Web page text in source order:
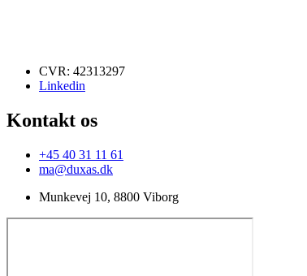
CVR: 42313297
Linkedin
Kontakt os
+45 40 31 11 61
ma@duxas.dk
Munkevej 10, 8800 Viborg